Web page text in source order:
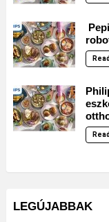
LEGÚJABBAK